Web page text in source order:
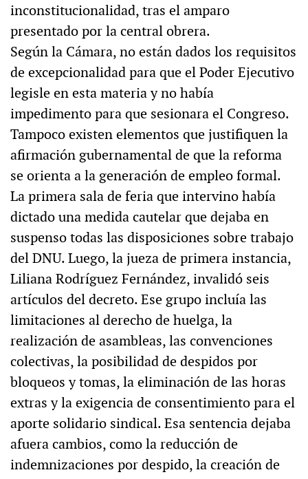
inconstitucionalidad, tras el amparo
presentado por la central obrera.
Según la Cámara, no están dados los requisitos
de excepcionalidad para que el Poder Ejecutivo
legisle en esta materia y no había
impedimento para que sesionara el Congreso.
Tampoco existen elementos que justifiquen la
afirmación gubernamental de que la reforma
se orienta a la generación de empleo formal.
La primera sala de feria que intervino había
dictado una medida cautelar que dejaba en
suspenso todas las disposiciones sobre trabajo
del DNU. Luego, la jueza de primera instancia,
Liliana Rodríguez Fernández, invalidó seis
artículos del decreto. Ese grupo incluía las
limitaciones al derecho de huelga, la
realización de asambleas, las convenciones
colectivas, la posibilidad de despidos por
bloqueos y tomas, la eliminación de las horas
extras y la exigencia de consentimiento para el
aporte solidario sindical. Esa sentencia dejaba
afuera cambios, como la reducción de
indemnizaciones por despido, la creación de